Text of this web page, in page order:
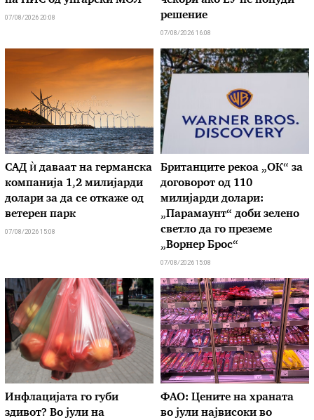
07/08/2026 20:08
решение
07/08/2026 16:08
САД ѝ даваат на германска
компанија 1,2 милијарди
долари за да се откаже од
ветерен парк
07/08/2026 15:08
Британците рекоа „ОК“ за
договорот од 110
милијарди долари:
„Парамаунт“ доби зелено
светло да го преземе
„Ворнер Брос“
07/08/2026 15:08
Инфлацијата го губи
здивот? Во јули на
ФАО: Цените на храната
во јули највисоки во